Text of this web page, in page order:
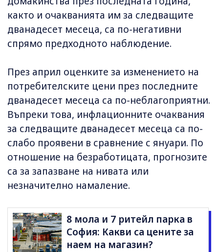
както и очакванията им за следващите
дванадесет месеца, са по-негативни
спрямо предходното наблюдение.
През април оценките за изменението на
потребителските цени през последните
дванадесет месеца са по-неблагоприятни.
Въпреки това, инфлационните очаквания
за следващите дванадесет месеца са по-
слабо проявени в сравнение с януари. По
отношение на безработицата, прогнозите
са за запазване на нивата или
незначително намаление.
8 мола и 7 ритейл парка в
София: Какви са цените за
наем на магазин?